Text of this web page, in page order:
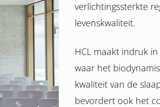
verlichtingssterkte
levenskwaliteit.
HCL maakt indruk
waar het
kwaliteit van de
bevordert ook het